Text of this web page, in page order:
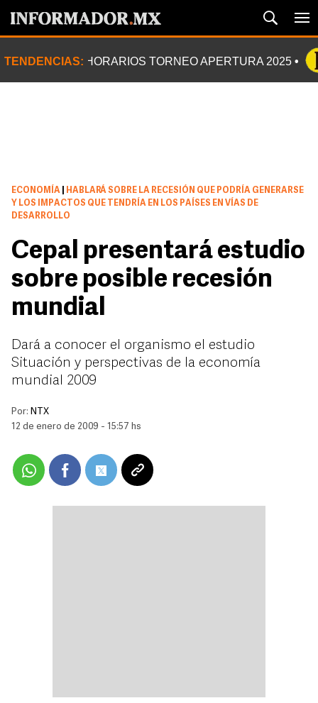
TENDENCIAS: HORARIOS TORNEO APERTURA 2025
ECONOMÍA
HABLARÁ SOBRE LA RECESIÓN QUE PODRÍA GENERARSE
Y LOS IMPACTOS QUE TENDRÍA EN LOS PAÍSES EN VÍAS DE
DESARROLLO
Cepal presentará estudio
sobre posible recesión
mundial
Dará a conocer el organismo el estudio
Situación y perspectivas de la economía
mundial 2009
Por: NTX
12 de enero de 2009 - 15:57 hs